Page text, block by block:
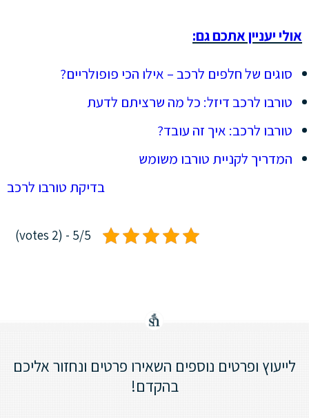
אולי יעניין אתכם גם:
סוגים של חלפים לרכב – אילו הכי פופולריים?
טורבו לרכב דיזל: כל מה שרציתם לדעת
טורבו לרכב: איך זה עובד?
המדריך לקניית טורבו משומש
בדיקת טורבו לרכב
5/5 - (2 votes)
לייעוץ ופרטים נוספים השאירו פרטים ונחזור אליכם
בהקדם!